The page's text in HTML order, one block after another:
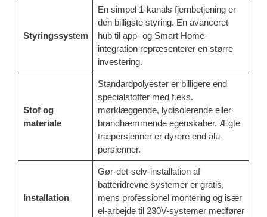
Styringssystem
En simpel 1-kanals fjernbetjening er
den billigste styring. En avanceret
hub til app- og Smart Home-
integration repræsenterer en større
investering.
Stof og
materiale
Standardpolyester er billigere end
specialstoffer med f.eks.
mørklæggende, lydisolerende eller
brandhæmmende egenskaber. Ægte
træpersienner er dyrere end alu-
persienner.
Installation
Gør-det-selv-installation af
batteridrevne systemer er gratis,
mens professionel montering og især
el-arbejde til 230V-systemer medfører